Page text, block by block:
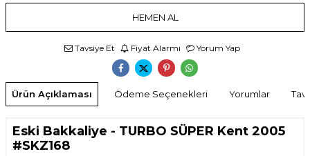
HEMEN AL
Tavsiye Et Fiyat Alarmı Yorum Yap
Ürün Açıklaması Ödeme Seçenekleri Yorumlar
Eski Bakkaliye - TURBO SÜPER Kent 2005
#SKZ168